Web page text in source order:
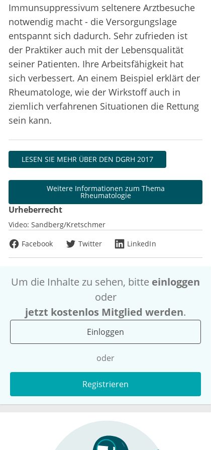
Immunsuppressivum seltenere Arztbesuche
notwendig macht - die Versorgungslage
entspannt sich dadurch. Sehr zufrieden ist
der Praktiker auch mit der Lebensqualität
seiner Patienten. Ihre Arbeitsfähigkeit hat
sich verbessert. An einem Beispiel erklärt der
Rheumatologe, wie der Wirkstoff auch in
ziemlich verfahrenen Situationen die Rettung
sein kann.
LESEN SIE MEHR ÜBER DEN DGRH 2017
Weitere Informationen zum Thema
Rheumatologie
Urheberrecht
Video: Sandberg/Kretschmer
Facebook
Twitter LinkedIn
Um die Inhalte zu sehen, bitte einloggen
oder
jetzt kostenlos Mitglied werden.
Einloggen
oder
Registrieren